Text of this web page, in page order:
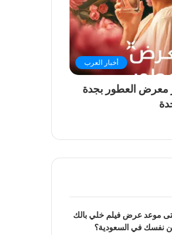
أخبار العرب
العطور بجدة
موعد عرض فيلم خلي بالك
نفسك في السعودية؟